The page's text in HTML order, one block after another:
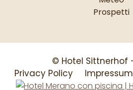
Prospetti
© Hotel Sittnerhof
Privacy Policy
Impressum